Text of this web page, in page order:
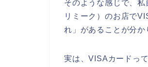
そのような感じで、
リミーク）のお店で
れ」があることが分か
実は、VISAカードっ